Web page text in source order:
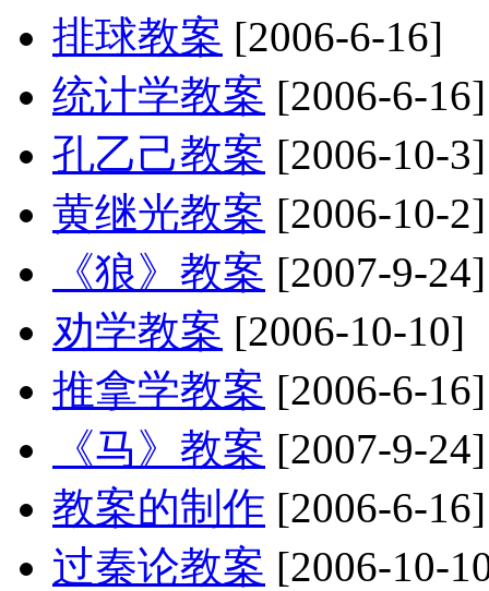
排球教案 [2006-6-16]
统计学教案 [2006-6-16]
孔乙己教案 [2006-10-3]
黄继光教案 [2006-10-2]
《狼》教案 [2007-9-24]
劝学教案 [2006-10-10]
推拿学教案 [2006-6-16]
《马》教案 [2007-9-24]
教案的制作 [2006-6-16]
过秦论教案 [2006-10-